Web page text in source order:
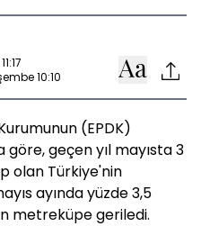
10:10
(EPDK)
geçen yıl mayısta 3
olan Türkiye'nin
ayında yüzde 3,5
metreküpe geriledi.